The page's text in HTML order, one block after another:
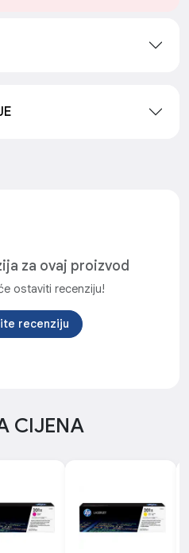
za ovaj proizvod
ostaviti recenziju!
recenziju
CIJENA